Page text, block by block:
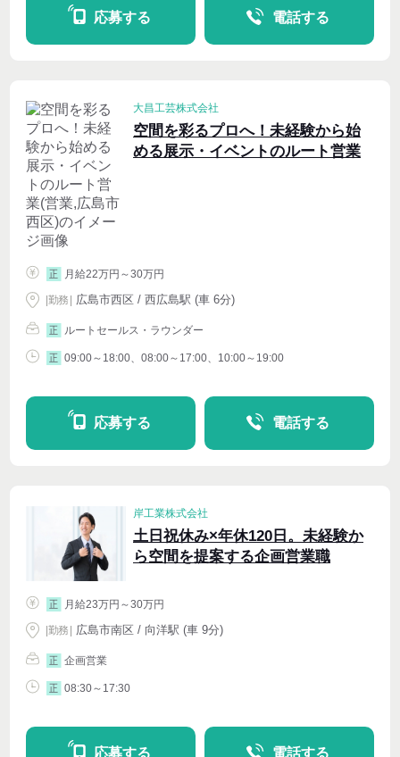
応募する 電話する
大昌工芸株式会社
空間を彩るプロへ！未経験から始
める展示・イベントのルート営業
正 月給22万円～30万円
|勤務 広島市西区 / 西広島駅 (車 6分)
正 ルートセールス・ラウンダー
正 09:00～18:00、08:00～17:00、10:00～19:00
応募する 電話する
岸工業株式会社
土日祝休み×年休120日。未経験か
ら空間を提案する企画営業職
正 月給23万円～30万円
|勤務 広島市南区 / 向洋駅 (車 9分)
正 企画営業
正 08:30～17:30
応募する 電話する